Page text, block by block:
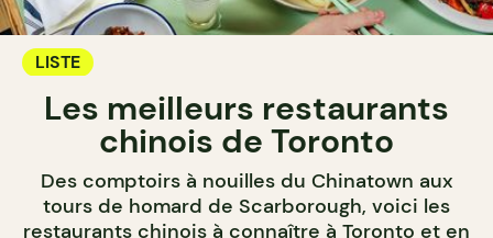
LISTE
Les meilleurs restaurants
chinois de Toronto
Des comptoirs à nouilles du Chinatown aux
tours de homard de Scarborough, voici les
restaurants chinois à connaître à Toronto et en